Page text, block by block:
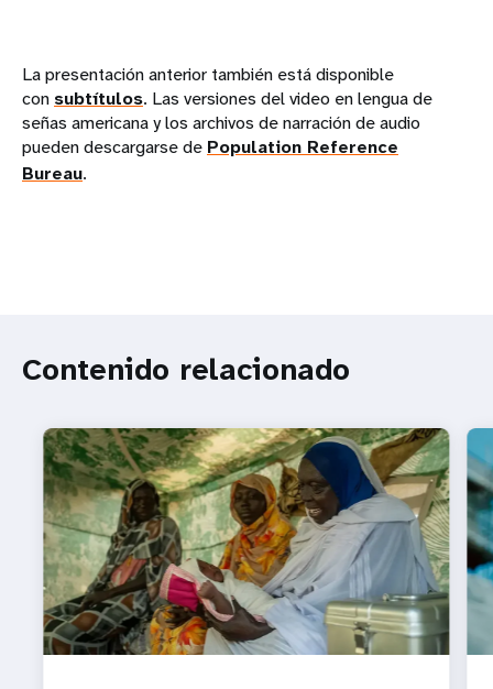
La presentación anterior también está disponible
con subtítulos. Las versiones del video en lengua de
señas americana y los archivos de narración de audio
pueden descargarse de Population Reference
Bureau.
Contenido relacionado